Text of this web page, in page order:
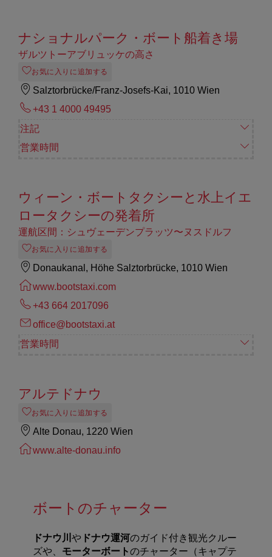
ナショナルパーク・ボート船着き場
ザルツトーアブリュッケの高さ
お気に入りに追加する
Salztorbrücke/Franz-Josefs-Kai, 1010 Wien
+43 1 4000 49495
注記
営業時間
ウィーン・ボートタクシーと水上イエ
ロータクシーの発着所
運航区間：シュヴェーデンプラッツ〜ヌスドルフ
お気に入りに追加する
Donaukanal, Höhe Salztorbrücke, 1010 Wien
www.bootstaxi.com
+43 664 2017096
office@bootstaxi.at
営業時間
アルテドナウ
お気に入りに追加する
Alte Donau, 1220 Wien
www.alte-donau.info
ボートのチャーター
ドナウ川 や ドナウ運河のガイド付き観光クルー
ズや、 モーターボートのチャーター（キャプテ